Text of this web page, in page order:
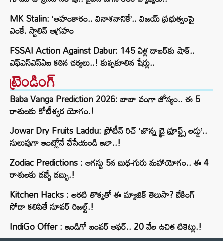
MK Stalin: ‘అహంకారం.. వినాశనానికే’.. విజయ్ ప్రభుత్వంపై
ఎంకే. స్టాలిన్ ఆగ్రహం
FSSAI Action Against Dabur: 145 ఏళ్ల డాబర్‌కు షాక్..
ఎఫ్‌ఎస్‌ఎస్‌ఏఐ కఠిన చర్యలు..! కుప్పకూలిన షేర్లు..
ట్రెండింగ్‌
Baba Vanga Prediction 2026: బాబా వంగా జోస్యం.. ఈ 5
రాశులకు కోటీశ్వర యోగం.!
Jowar Dry Fruits Laddu: ప్రోటీన్ రిచ్ ‘జొన్న డ్రై ఫ్రూప్ట్స్ లడ్డు’..
సులువుగా ఇంట్లోనే చేసేయండి ఇలా..!
Zodiac Predictions : ఆగస్టు 5న బుధ-గురు మహాయోగం.. ఈ 4
రాశులకు డబ్బే డబ్బు.!
Kitchen Hacks : అరటి తొక్కతో ఈ మ్యాజిక్ తెలుసా? బేకింగ్
సోడా కలిపితే సూపర్ రిజల్ట్.!
IndiGo Offer : ఇండిగో బంపర్ ఆఫర్.. 20 వేల ఉచిత టికెట్లు.!